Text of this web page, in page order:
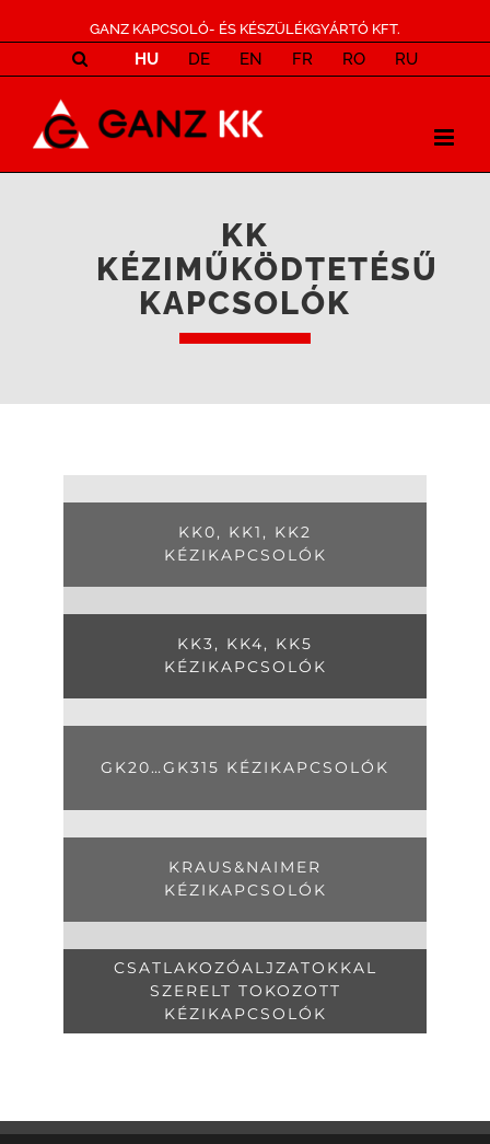
GANZ KAPCSOLÓ- ÉS KÉSZÜLÉKGYÁRTÓ KFT.
HU DE EN FR RO RU
KK
KÉZIMŰKÖDTETÉSŰ
KAPCSOLÓK
KK0, KK1, KK2
KÉZIKAPCSOLÓK
KK3, KK4, KK5
KÉZIKAPCSOLÓK
GK20…GK315 KÉZIKAPCSOLÓK
KRAUS&NAIMER
KÉZIKAPCSOLÓK
CSATLAKOZÓALJZATOKKAL
SZERELT TOKOZOTT
KÉZIKAPCSOLÓK